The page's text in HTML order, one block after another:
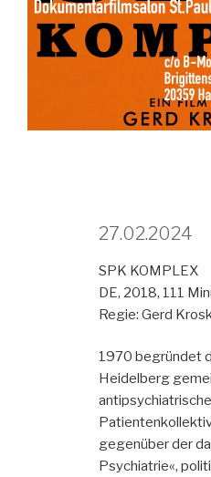
27.02.2024
SPK KOMPLEX
DE, 2018, 111
Regie: Gerd
1970 begründet
Heidelberg
gegenüber der
Psychiatrie«,